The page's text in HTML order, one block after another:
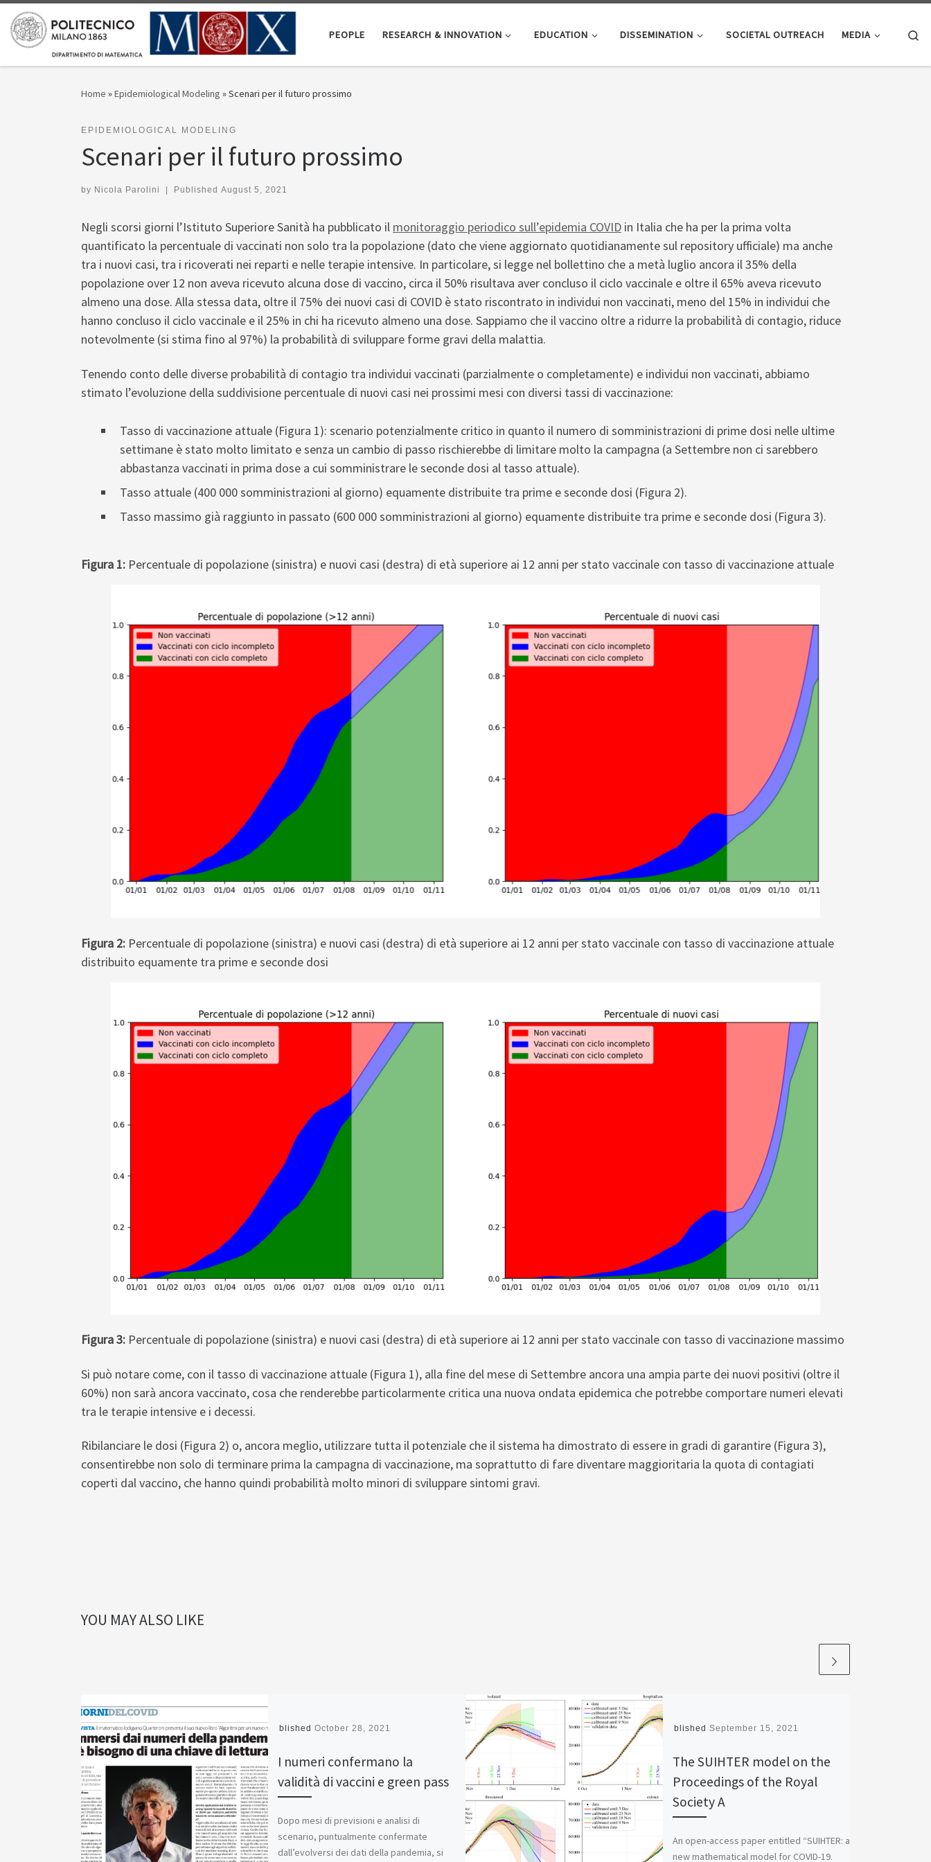
Skip to content
PEOPLE RESEARCH & INNOVATION EDUCATION DISSEMINATION SOCIETAL OUTREACH MEDIA
Home »Epidemiological Modeling »Scenari per il futuro prossimo
EPIDEMIOLOGICAL MODELING
Scenari per il futuro prossimo
by Nicola Parolini Published August 5, 2021
Negli scorsi giorni l’Istituto Superiore Sanità ha pubblicato il monitoraggio periodico sull’epidemia COVID in Italia che ha per la prima volta
quantificato la percentuale di vaccinati non solo tra la popolazione (dato che viene aggiornato quotidianamente sul repository ufficiale) ma anche
tra i nuovi casi, tra i ricoverati nei reparti e nelle terapie intensive. In particolare, si legge nel bollettino che a metà luglio ancora il 35% della
popolazione over 12 non aveva ricevuto alcuna dose di vaccino, circa il 50% risultava aver concluso il ciclo vaccinale e oltre il 65% aveva ricevuto
almeno una dose. Alla stessa data, oltre il 75% dei nuovi casi di COVID è stato riscontrato in individui non vaccinati, meno del 15% in individui che
hanno concluso il ciclo vaccinale e il 25% in chi ha ricevuto almeno una dose. Sappiamo che il vaccino oltre a ridurre la probabilità di contagio, riduce
notevolmente (si stima fino al 97%) la probabilità di sviluppare forme gravi della malattia.
Tenendo conto delle diverse probabilità di contagio tra individui vaccinati (parzialmente o completamente) e individui non vaccinati, abbiamo
stimato l’evoluzione della suddivisione percentuale di nuovi casi nei prossimi mesi con diversi tassi di vaccinazione:
Tasso di vaccinazione attuale (Figura 1): scenario potenzialmente critico in quanto il numero di somministrazioni di prime dosi nelle ultime
settimane è stato molto limitato e senza un cambio di passo rischierebbe di limitare molto la campagna (a Settembre non ci sarebbero
abbastanza vaccinati in prima dose a cui somministrare le seconde dosi al tasso attuale).
Tasso attuale (400 000 somministrazioni al giorno) equamente distribuite tra prime e seconde dosi (Figura 2).
Tasso massimo già raggiunto in passato (600 000 somministrazioni al giorno) equamente distribuite tra prime e seconde dosi (Figura 3).
Figura 1: Percentuale di popolazione (sinistra) e nuovi casi (destra) di età superiore ai 12 anni per stato vaccinale con tasso di vaccinazione attuale
Figura 2: Percentuale di popolazione (sinistra) e nuovi casi (destra) di età superiore ai 12 anni per stato vaccinale con tasso di vaccinazione attuale
distribuito equamente tra prime e seconde dosi
Figura 3: Percentuale di popolazione (sinistra) e nuovi casi (destra) di età superiore ai 12 anni per stato vaccinale con tasso di vaccinazione massimo
Si può notare come, con il tasso di vaccinazione attuale (Figura 1), alla fine del mese di Settembre ancora una ampia parte dei nuovi positivi (oltre il
60%) non sarà ancora vaccinato, cosa che renderebbe particolarmente critica una nuova ondata epidemica che potrebbe comportare numeri elevati
tra le terapie intensive e i decessi.
Ribilanciare le dosi (Figura 2) o, ancora meglio, utilizzare tutta il potenziale che il sistema ha dimostrato di essere in gradi di garantire (Figura 3),
consentirebbe non solo di terminare prima la campagna di vaccinazione, ma soprattutto di fare diventare maggioritaria la quota di contagiati
coperti dal vaccino, che hanno quindi probabilità molto minori di sviluppare sintomi gravi.
YOU MAY ALSO LIKE
PublishedOctober 28, 2021
I numeri confermano la
validità di vaccini e green pass
Dopo mesi di previsioni e analisi di
scenario, puntualmente confermate
dall’evolversi dei dati della pandemia, si
PublishedSeptember 15, 2021
The SUIHTER model on the
Proceedings of the Royal
Society A
An open-access paper entitled “SUIHTER: a
new mathematical model for COVID-19.